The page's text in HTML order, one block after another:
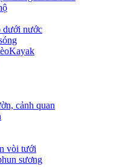
dưới nước
cảnh quan
vòi tưới
sương